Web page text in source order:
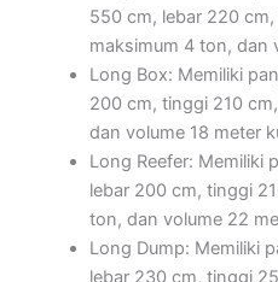
550 cm, lebar 220
maksimum 4 ton, dan
Long Box: Memiliki
200 cm, tinggi 210
dan volume 18 meter
Long Reefer: Memiliki
lebar 200 cm, tinggi
ton, dan volume 22
Long Dump: Memiliki
lebar 230 cm, tinggi